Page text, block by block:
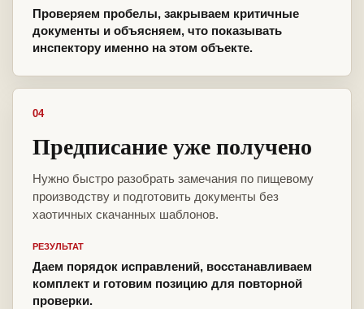
Проверяем пробелы, закрываем критичные
документы и объясняем, что показывать
инспектору именно на этом объекте.
04
Предписание уже получено
Нужно быстро разобрать замечания по пищевому
производству и подготовить документы без
хаотичных скачанных шаблонов.
РЕЗУЛЬТАТ
Даем порядок исправлений, восстанавливаем
комплект и готовим позицию для повторной
проверки.